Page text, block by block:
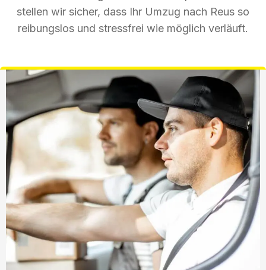
stellen wir sicher, dass Ihr Umzug nach Reus so
reibungslos und stressfrei wie möglich verläuft.